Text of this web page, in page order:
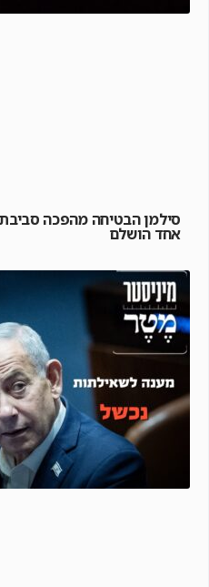
סילמן הבטיחה מהפכה
אחד הושלם